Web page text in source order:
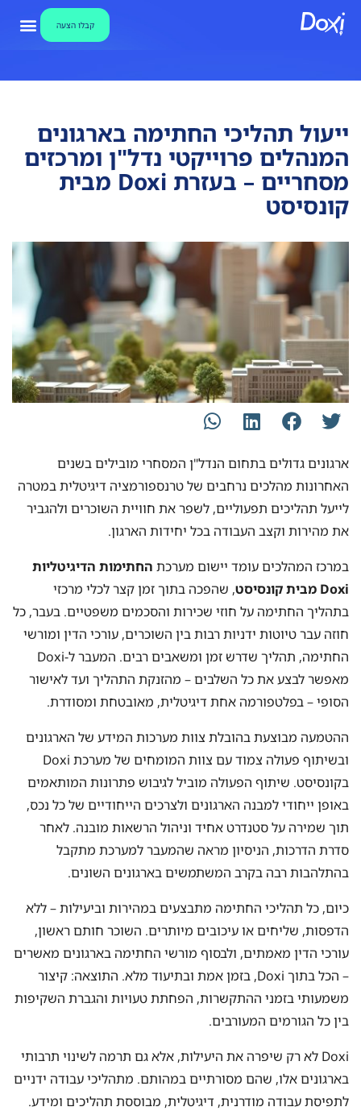
קבלו הצעה
ייעול תהליכי החתימה בארגונים
המנהלים פרוייקטי נדל"ן ומרכזים
מסחריים – בעזרת Doxi מבית
קונסיסט
ארגונים גדולים בתחום הנדל"ן המסחרי מובילים בשנים
האחרונות מהלכים נרחבים של טרנספורמציה דיגיטלית במטרה
לייעל תהליכים תפעוליים, לשפר את חוויית השוכרים ולהגביר
את מהירות וקצב העבודה בכל יחידות הארגון.
במרכז המהלכים עומד יישום מערכת החתימות הדיגיטליות
Doxi מבית קונסיסט
, שהפכה בתוך זמן קצר לכלי מרכזי
בתהליך החתימה על חוזי שכירות והסכמים משפטיים. בעבר, כל
חוזה עבר טיוטות ידניות רבות בין השוכרים, עורכי הדין ומורשי
החתימה, תהליך שדרש זמן ומשאבים רבים. המעבר ל-Doxi
מאפשר לבצע את כל השלבים – מהזנקת התהליך ועד לאישור
הסופי – בפלטפורמה אחת דיגיטלית, מאובטחת ומסודרת.
ההטמעה מבוצעת בהובלת צוות מערכות המידע של הארגונים
ובשיתוף פעולה צמוד עם צוות המומחים של מערכת Doxi
בקונסיסט. שיתוף הפעולה מוביל לגיבוש פתרונות המותאמים
באופן ייחודי למבנה הארגונים ולצרכים הייחודיים של כל נכס,
תוך שמירה על סטנדרט אחיד וניהול הרשאות מובנה. לאחר
סדרת הדרכות, הניסיון מראה שהמעבר למערכת מתקבל
בהתלהבות רבה בקרב המשתמשים בארגונים השונים.
כיום, כל תהליכי החתימה מתבצעים במהירות וביעילות – ללא
הדפסות, שליחים או עיכובים מיותרים. השוכר חותם ראשון,
עורכי הדין מאמתים, ולבסוף מורשי החתימה בארגונים מאשרים
– הכל בתוך Doxi, בזמן אמת ובתיעוד מלא. התוצאה: קיצור
משמעותי בזמני ההתקשרות, הפחתת טעויות והגברת השקיפות
בין כל הגורמים המעורבים.
Doxi לא רק שיפרה את היעילות, אלא גם תרמה לשינוי תרבותי
בארגונים אלו, שהם מסורתיים במהותם. מתהליכי עבודה ידניים
לתפיסת עבודה מודרנית, דיגיטלית, מבוססת תהליכים ומידע.